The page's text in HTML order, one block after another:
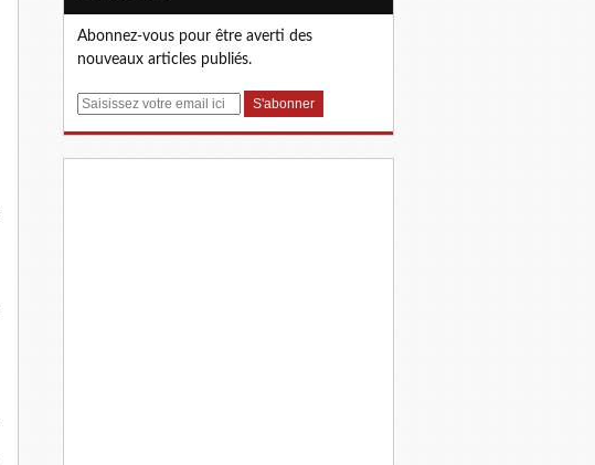
Abonnez-vous pour être averti des
nouveaux articles publiés.
E